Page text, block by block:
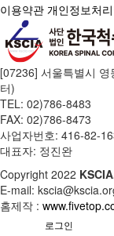
이용약관 개인정보처
[07236] 서울특별시
터)
TEL: 02)786-8483
FAX: 02)786-8473
사업자번호: 416-82-
대표자: 정진완
Copyright 2022
E-mail:
홈제작 :
로그인